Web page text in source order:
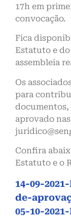
17h em
convocação.
Fica
Estatuto e
assembleia
Os
para
documentos,
aprovado
Confira
Estatuto e o
14-09-
de-
05-10-